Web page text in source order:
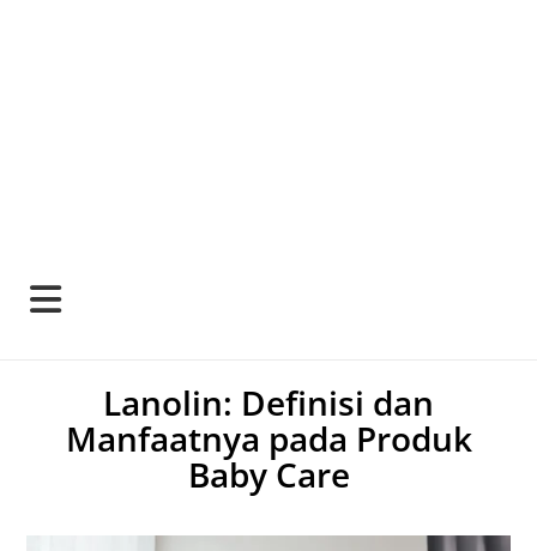
Lanolin: Definisi dan
Manfaatnya pada Produk
Baby Care